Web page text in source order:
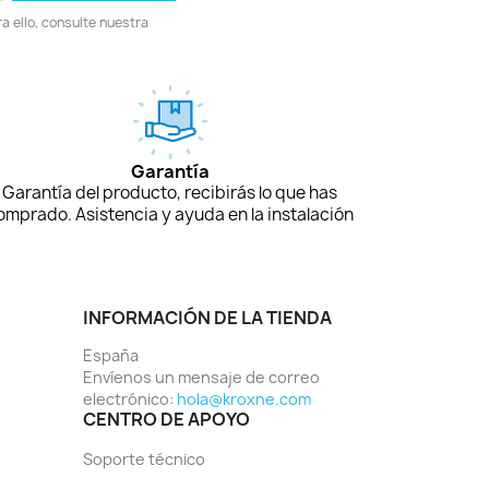
ello, consulte nuestra
Garantía
Garantía del producto, recibirás lo que has
Asistencia y ayuda en la instalación
INFORMACIÓN DE LA TIENDA
España
Envíenos un mensaje de correo
electrónico: hola@kroxne.com
CENTRO DE APOYO
Soporte técnico